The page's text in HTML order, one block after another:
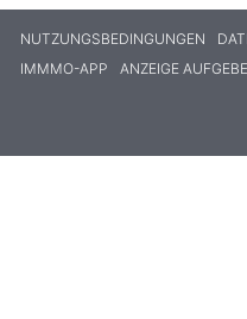
NUTZUNGSBEDINGUNGEN
IMMMO-APP
ANZEIGE